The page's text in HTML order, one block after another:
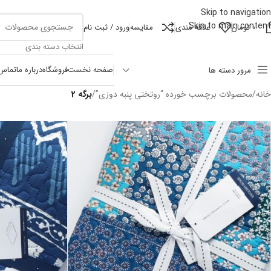
Skip to navigation
Skip to main content
0تومان علاقه مندی مقايسهورود / ثبت نام
انتخاب دسته بندی
مرور دسته ها
صفحه نخستفروشگاهدرباره ما
خانه/محصولات برچسب خورده “روتختی پنبه دوزی”/برگه 2